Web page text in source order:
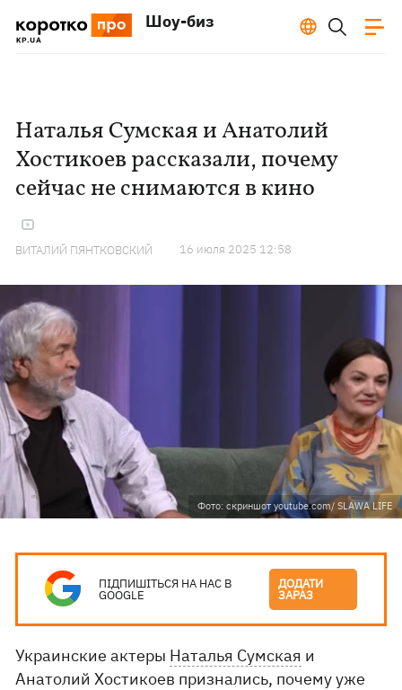
Шоу-биз
Наталья Сумская и Анатолий
Хостикоев рассказали, почему
сейчас не снимаются в кино
ВИТАЛИЙ ПЯНТКОВСКИЙ 16 июля 2025 12:58
Фото: скриншот youtube.com/ SLAWA LIFE
ПІДПИШІТЬСЯ НА НАС В
GOOGLE
ДОДАТИ
ЗАРАЗ
Украинские актеры Наталья Сумская и
Анатолий Хостикоев признались, почему уже